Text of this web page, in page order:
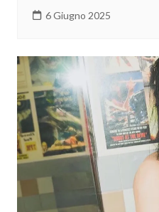
6 Giugno 2025